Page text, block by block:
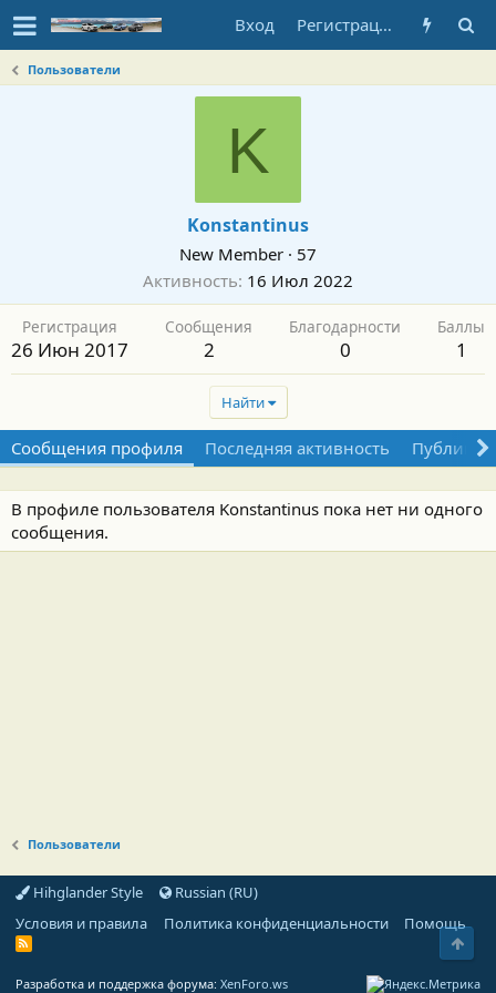
Вход Регистрация
Пользователи
K
Konstantinus
New Member · 57
Активность 16 Июл 2022
Регистрация
26 Июн 2017
Сообщения
2
Благодарности
0
Баллы
1
Найти
Сообщения профиля Последняя активность
В профиле пользователя Konstantinus пока нет ни одного
сообщения.
Пользователи
Hihglander Style
Russian (RU)
Условия и правила
Политика конфиденциальности Помощь
R
Разработка и поддержка форума: XenForo.ws